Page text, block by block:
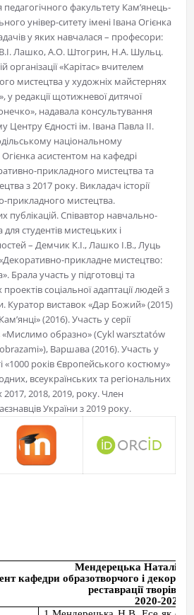
факультету Кам’янець-
універ-ситету імені Івана Огієнка
у яких навчалася – професори:
Лашко, А.О. Штогрин, Н.А. Шульц.
організації «Карітас» вчителем
мистецтва у художніх майстернях
у редакції щотижневої дитячої
надавала консультування
Центру Єдності ім. Івана Павла ІІ.
національному
Огієнка асистентом на кафедрі
прикладного мистецтва та
з 2017 року. Викладач історії
прикладного мистецтва.
публікацій. Співавтор навчально-
студентів мистецьких і
– Демчик К.І., Лашко І.В., Луць
прикладне мистецтво:
Брала участь у підготовці та
соціальної адаптації людей з
виставок «Дар Божий» (2015)
(2016). Участь у серії
«Мислимо образно» (Cykl warsztatów
Варшава (2016). Участь у
«1000 років Європейського костюму»
всеукраїнських та регіональних
2018, 2019, року. Член
України з 2019 року.